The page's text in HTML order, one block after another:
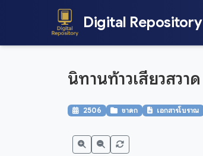
Digital Repository
นิทานท้าวเสียวสวาด
2506 ชาดก เอกสารโบราณ